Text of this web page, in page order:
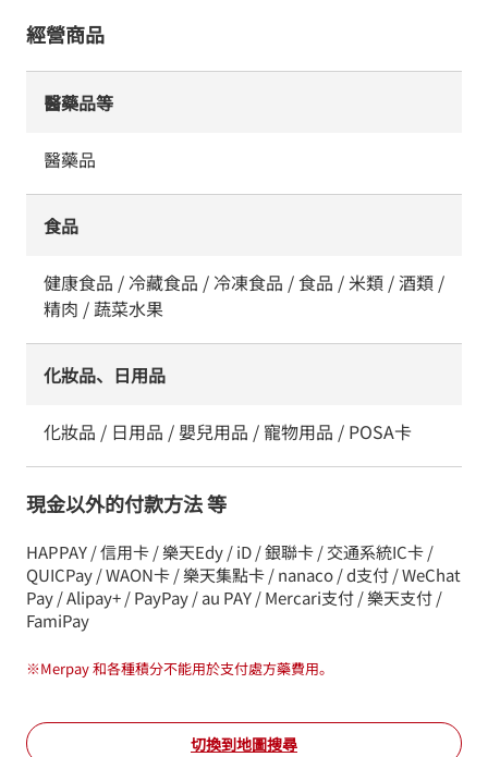
經營商品
醫藥品等
醫藥品
食品
健康食品 / 冷藏食品 / 冷凍食品 / 食品 / 米類 / 酒類 /
精肉 / 蔬菜水果
化妝品、日用品
化妝品 / 日用品 / 嬰兒用品 / 寵物用品 / POSA卡
現金以外的付款方法 等
HAPPAY / 信用卡 / 樂天Edy / iD / 銀聯卡 / 交通系統IC卡 /
QUICPay / WAON卡 / 樂天集點卡 / nanaco / d支付 / WeChat
Pay / Alipay+ / PayPay / au PAY / Mercari支付 / 樂天支付 /
FamiPay
※Merpay 和各種積分不能用於支付處方藥費用。
切換到地圖搜尋